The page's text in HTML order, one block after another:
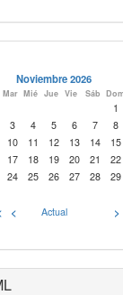
Noviembre 2026
Mar Mié Jue Vie Sáb
1
3 4 5 6 7
8
10 11 12 13 14
15
17 18 19 20 21
22
24 25 26 27 28
29
< Actual >